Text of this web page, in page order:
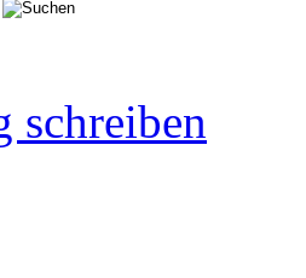
schreiben